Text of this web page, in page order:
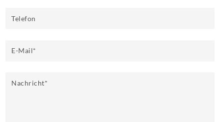
Telefon
E-Mail*
Nachricht*